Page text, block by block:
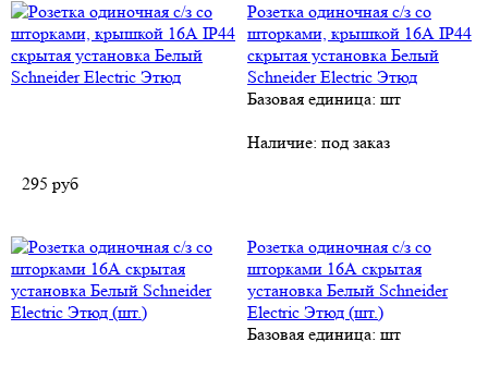
Розетка одиночная с/з со
шторками, крышкой 16А IP44
скрытая установка Белый
Schneider Electric Этюд
Базовая единица: шт
Наличие: под заказ
295 руб
Розетка одиночная с/з со
шторками 16А скрытая
установка Белый Schneider
Electric Этюд (шт.)
Базовая единица: шт